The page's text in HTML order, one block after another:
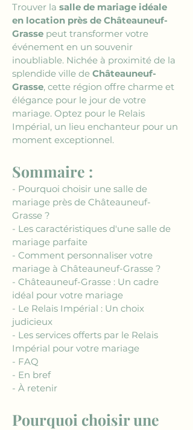
Trouver la salle de mariage idéale
en location près de Châteauneuf-
Grasse peut transformer votre
événement en un souvenir
inoubliable. Nichée à proximité de la
splendide ville de Châteauneuf-
Grasse, cette région offre charme et
élégance pour le jour de votre
mariage. Optez pour le Relais
Impérial, un lieu enchanteur pour un
moment exceptionnel.
Sommaire :
- Pourquoi choisir une salle de
mariage près de Châteauneuf-
Grasse ?
- Les caractéristiques d'une salle de
mariage parfaite
- Comment personnaliser votre
mariage à Châteauneuf-Grasse ?
- Châteauneuf-Grasse : Un cadre
idéal pour votre mariage
- Le Relais Impérial : Un choix
judicieux
- Les services offerts par le Relais
Impérial pour votre mariage
- FAQ
- En bref
- À retenir
Pourquoi choisir une